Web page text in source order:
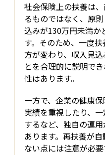
社会保険上の扶養は
るものではなく、原
込みが130万円未満か
す。そのため、一度
方が変わり、収入見
とを合理的に説明で
性はあります。
一方で、企業の健康
実績を重視したり、
するなど、独自の運
あります。再扶養が
ない点には注意が必要